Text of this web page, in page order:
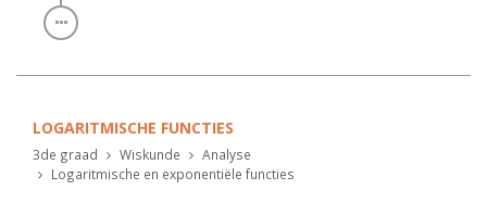
LOGARITMISCHE FUNCTIES
3de graad Wiskunde
Analyse
Logaritmische en exponentiële functies